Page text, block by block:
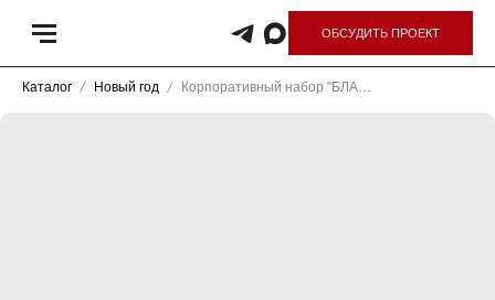
ОБСУДИТЬ ПРОЕКТ
Каталог Новый год